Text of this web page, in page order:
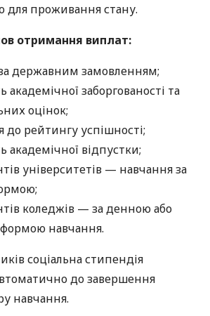
для проживання стану.
отримання виплат:
державним замовленням;
академічної заборгованості та
оцінок;
до рейтингу успішності;
академічної відпустки;
університетів — навчання за
коледжів — за денною або
навчання.
соціальна стипендія
до завершення
навчання.